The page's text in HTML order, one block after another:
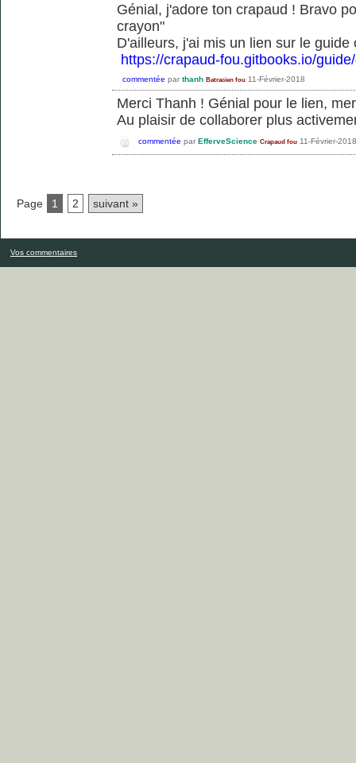
Génial, j'adore ton crapaud ! Bravo
crayon"
D'ailleurs, j'ai mis un lien sur le guide
https://crapaud-fou.gitbooks.io/
commentée par thanh Batracien fou 11-Février-2018
Merci Thanh ! Génial pour le lien,
Au plaisir de collaborer plus
commentée par EfferveScience Crapaud fou 11-Février-2018
Page 1 2 suivant »
Vos commentaires